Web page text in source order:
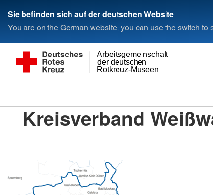
Sie befinden sich auf der deutschen Website
You are on the German website, you can use the switch to
Rotkreuz-Museen
der deutschen
Arbeitsgemeinschaft
Kreisverband